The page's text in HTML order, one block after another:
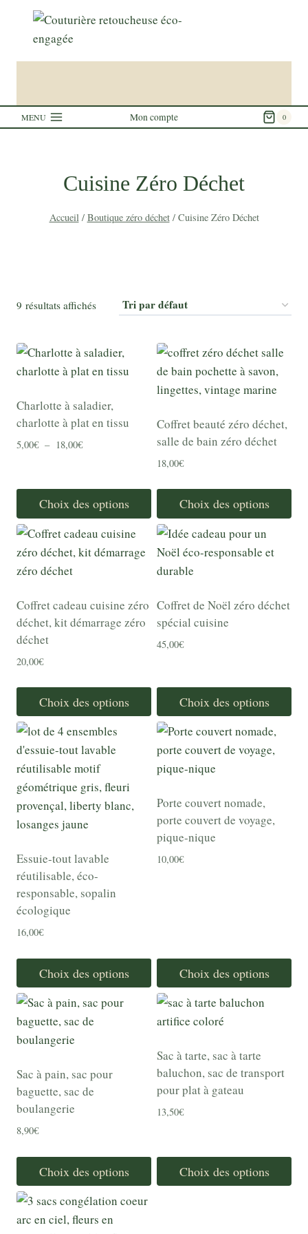
contenu
MENU Mon compte 0
Cuisine Zéro Déchet
Accueil / Boutique zéro déchet / Cuisine Zéro Déchet
9 résultats affichés
Charlotte à saladier,
charlotte à plat en tissu
5,00€ – 18,00€Plage
5,00€
à
18,00€
Choix des options
Ce
produit
variations.
Les
options
peuvent
choisies
sur
la
page
du
produit
Coffret beauté zéro déchet,
salle de bain zéro déchet
18,00€
Choix des options
Ce
produit
a
variations.
Les
options
choisies
sur
la
page
du
Coffret cadeau cuisine zéro
déchet, kit démarrage zéro
déchet
20,00€
Choix des options
Ce
produit
plusieurs
variations.
Les
options
peuvent
être
choisies
sur
la
produit
Coffret de Noël zéro déchet
spécial cuisine
45,00€
Choix des options
Ce
produit
a
plusieurs
variations.
Les
options
peuvent
produit
Essuie-tout lavable
réutilisable, éco-
responsable, sopalin
écologique
16,00€
Choix des options
Ce
produit
a
plusieurs
variations.
Les
options
peuvent
choisies
sur
la
page
Porte couvert nomade,
porte couvert de voyage,
pique-nique
10,00€
Choix des options
Ce
produit
plusieurs
variations.
Les
options
choisies
sur
Sac à pain, sac pour
baguette, sac de
boulangerie
8,90€
Choix des options
Ce
Sac à tarte, sac à tarte
baluchon, sac de transport
pour plat à gateau
13,50€
Choix des options